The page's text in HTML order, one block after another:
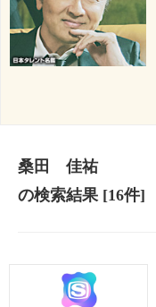
桑田 佳祐
の検索結果[16件]